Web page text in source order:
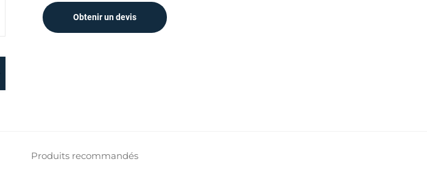
Obtenir un devis
Produits recommandés